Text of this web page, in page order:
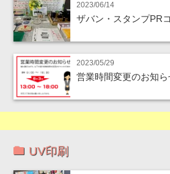
2023/06/14
ザバン・スタンプPR
2023/05/29
営業時間変更のお知ら
UV印刷